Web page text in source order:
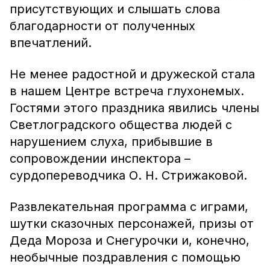
присутствующих и слышать слова
благодарности от полученных
впечатлений.
Не менее радостной и дружеской стала
в нашем Центре встреча глухонемых.
Гостями этого праздника явились члены
Светлоградского общества людей с
нарушением слуха, прибывшие в
сопровождении инспектора –
сурдопереводчика О. Н. Стрижаковой.
Развлекательная программа с играми,
шутки сказочных персонажей, призы от
Деда Мороза и Снегурочки и, конечно,
необычные поздравления с помощью